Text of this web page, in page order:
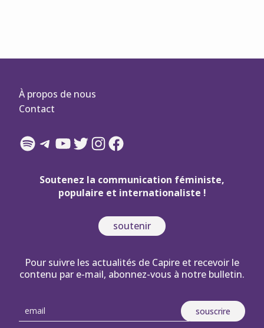
À propos de nous
Contact
Spotify
Telegram
YouTube
Twitter
Instagram
Facebook
Soutenez la communication féministe,
populaire et internationaliste !
soutenir
Pour suivre les actualités de Capire et recevoir le
contenu par e-mail, abonnez-vous à notre bulletin.